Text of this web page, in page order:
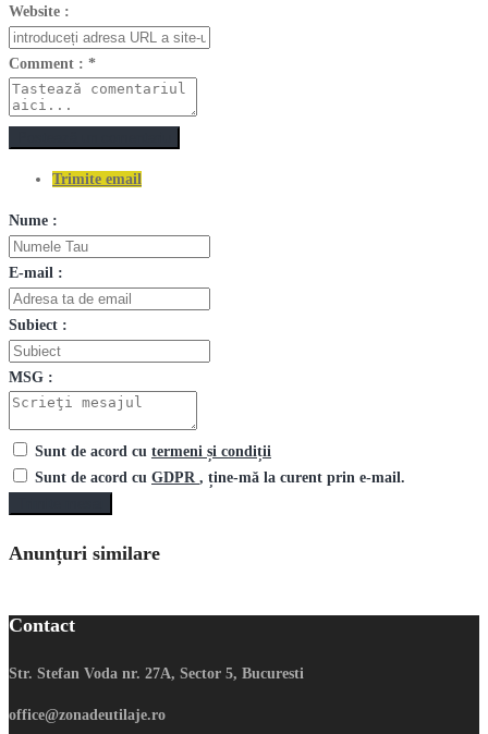
Website :
Comment : *
Trimite email
Nume :
E-mail :
Subiect :
MSG :
Sunt de acord cu termeni și condiții
Sunt de acord cu GDPR , ține-mă la curent prin e-mail.
Anunțuri similare
Contact
Str. Stefan Voda nr. 27A, Sector 5, Bucuresti
office@zonadeutilaje.ro